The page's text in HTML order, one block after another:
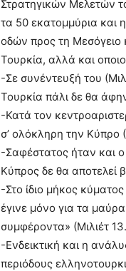
Στρατηγικών Μελετών
τα 50 εκατομμύρια και
οδών προς τη Μεσόγειο
Τουρκία, αλλά και
-Σε συνέντευξή του
Τουρκία πάλι δε θα
-Κατά τον
σ’ ολόκληρη την Κύπρο
-Σαφέστατος ήταν και
Κύπρος δε θα αποτελεί
-Στο ίδιο μήκος
έγινε μόνο για τα
συμφέροντα» (Μιλιέτ
-Ενδεικτική και η
περιόδους